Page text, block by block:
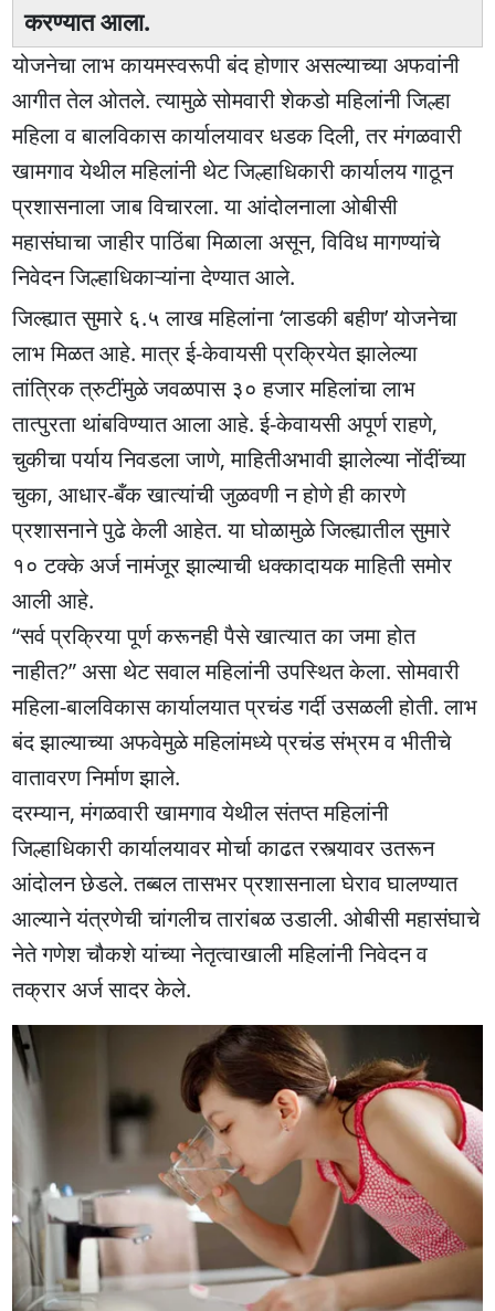
करण्यात आला.
योजनेचा लाभ कायमस्वरूपी बंद होणार असल्याच्या अफवांनी
आगीत तेल ओतले. त्यामुळे सोमवारी शेकडो महिलांनी जिल्हा
महिला व बालविकास कार्यालयावर धडक दिली, तर मंगळवारी
खामगाव येथील महिलांनी थेट जिल्हाधिकारी कार्यालय गाठून
प्रशासनाला जाब विचारला. या आंदोलनाला ओबीसी
महासंघाचा जाहीर पाठिंबा मिळाला असून, विविध मागण्यांचे
निवेदन जिल्हाधिकाऱ्यांना देण्यात आले.
जिल्ह्यात सुमारे ६.५ लाख महिलांना ‘लाडकी बहीण’ योजनेचा
लाभ मिळत आहे. मात्र ई-केवायसी प्रक्रियेत झालेल्या
तांत्रिक त्रुटींमुळे जवळपास ३० हजार महिलांचा लाभ
तात्पुरता थांबविण्यात आला आहे. ई-केवायसी अपूर्ण राहणे,
चुकीचा पर्याय निवडला जाणे, माहितीअभावी झालेल्या नोंदींच्या
चुका, आधार-बँक खात्यांची जुळवणी न होणे ही कारणे
प्रशासनाने पुढे केली आहेत. या घोळामुळे जिल्ह्यातील सुमारे
१० टक्के अर्ज नामंजूर झाल्याची धक्कादायक माहिती समोर
आली आहे.
“सर्व प्रक्रिया पूर्ण करूनही पैसे खात्यात का जमा होत
नाहीत?” असा थेट सवाल महिलांनी उपस्थित केला. सोमवारी
महिला-बालविकास कार्यालयात प्रचंड गर्दी उसळली होती. लाभ
बंद झाल्याच्या अफवेमुळे महिलांमध्ये प्रचंड संभ्रम व भीतीचे
वातावरण निर्माण झाले.
दरम्यान, मंगळवारी खामगाव येथील संतप्त महिलांनी
जिल्हाधिकारी कार्यालयावर मोर्चा काढत रस्त्यावर उतरून
आंदोलन छेडले. तब्बल तासभर प्रशासनाला घेराव घालण्यात
आल्याने यंत्रणेची चांगलीच तारांबळ उडाली. ओबीसी महासंघाचे
नेते गणेश चौकशे यांच्या नेतृत्वाखाली महिलांनी निवेदन व
तक्रार अर्ज सादर केले.